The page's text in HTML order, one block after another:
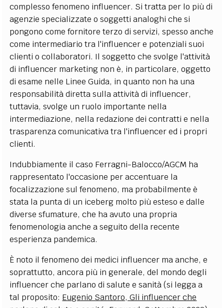
complesso fenomeno influencer. Si tratta per lo più di
agenzie specializzate o soggetti analoghi che si
pongono come fornitore terzo di servizi, spesso anche
come intermediario tra l'influencer e potenziali suoi
clienti o collaboratori. Il soggetto che svolge l'attività
di influencer marketing non è, in particolare, oggetto
di esame nelle Linee Guida, in quanto non ha una
responsabilità diretta sulla attività di influencer,
tuttavia, svolge un ruolo importante nella
intermediazione, nella redazione dei contratti e nella
trasparenza comunicativa tra l'influencer ed i propri
clienti.
Indubbiamente il caso Ferragni-Balocco/AGCM ha
rappresentato l'occasione per accentuare la
focalizzazione sul fenomeno, ma probabilmente è
stata la punta di un iceberg molto più esteso e dalle
diverse sfumature, che ha avuto una propria
fenomenologia anche a seguito della recente
esperienza pandemica.
È noto il fenomeno dei medici influencer ma anche, e
soprattutto, ancora più in generale, del mondo degli
influencer che parlano di salute e sanità (si legga a
tal proposito: Eugenio Santoro, Gli influencer che